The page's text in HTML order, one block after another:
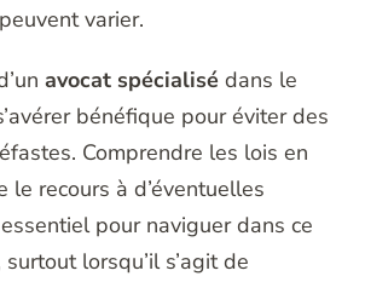
varier.
avocat spécialisé dans le
bénéfique pour éviter des
Comprendre les lois en
le recours à d’éventuelles
pour naviguer dans ce
lorsqu’il s’agit de